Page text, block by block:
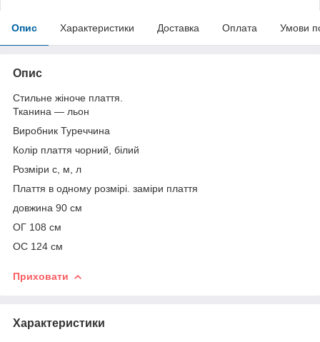
Опис Характеристики Доставка Оплата Умови
Опис
Стильне жіноче плаття.
Тканина — льон
Виробник Туреччина
Колір плаття чорний, білий
Розміри с, м, л
Плаття в одному розмірі. заміри плаття
довжина 90 см
ОГ 108 см
ОС 124 см
Приховати
Характеристики